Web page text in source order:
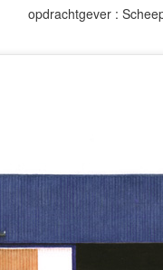
opdrachtgever :